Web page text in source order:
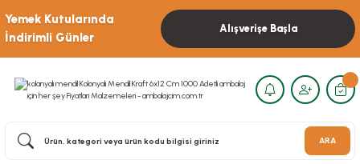
Yemek Kutularında
İndirimli Günler
Alışverişe Başla
ARA